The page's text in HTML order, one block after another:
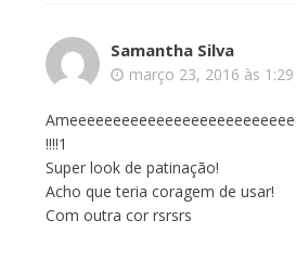
Samantha Silva
março 23, 2016 às
!!!!1
Super look de patinação!
Acho que teria coragem de usar!
Com outra cor rsrsrs